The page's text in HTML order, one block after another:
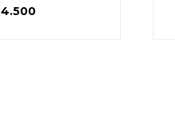
4.500